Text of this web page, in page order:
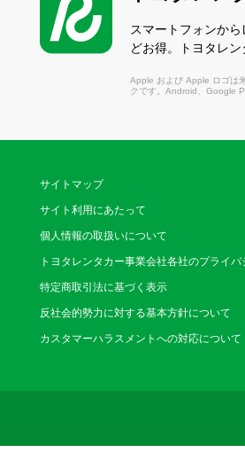
スマートフォンか
どお得。トヨタレ
Apple および Apple ロゴは
クです。Android、Google
サイトマップ
サイト利用にあたって
個人情報の取扱いについて
トヨタレンタカー事業会社各社のプライバ
特定商取引法に基づく表示
反社会的勢力に対する基本方針について
カスタマーハラスメントへの対応について